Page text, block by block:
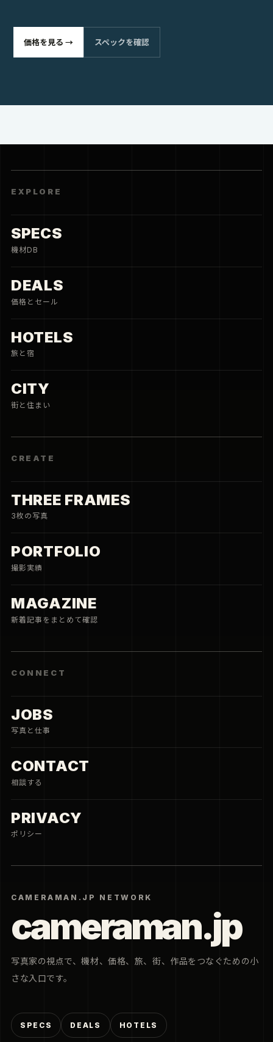
価格を見る → スペックを確認
CAMERAMAN.JP NETWORK
cameraman.jp
写真家の視点で、機材、価格、旅、街、作品をつなぐための小
さな入口です。
SPECS DEALS HOTELS
EXPLORE
SPECS
機材DB
DEALS
価格とセール
HOTELS
旅と宿
CITY
街と住まい
CREATE
THREE FRAMES
3枚の写真
PORTFOLIO
撮影実績
MAGAZINE
新着記事をまとめて確認
CONNECT
JOBS
写真と仕事
CONTACT
相談する
PRIVACY
ポリシー